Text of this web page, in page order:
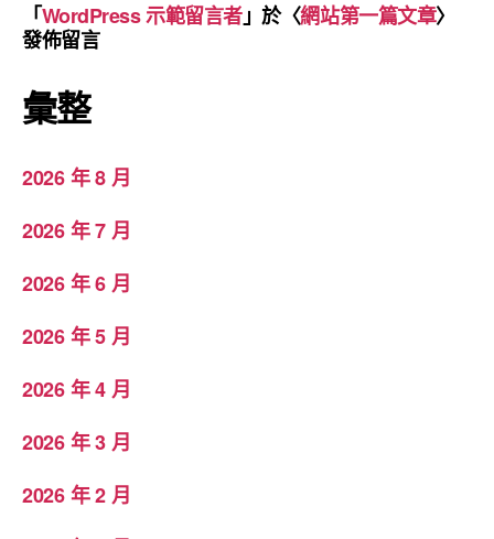
「WordPress 示範留言者」於〈網站第一篇文章〉
發佈留言
彙整
2026 年 8 月
2026 年 7 月
2026 年 6 月
2026 年 5 月
2026 年 4 月
2026 年 3 月
2026 年 2 月